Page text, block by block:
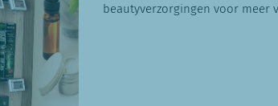
beautyverzorgingen voor meer